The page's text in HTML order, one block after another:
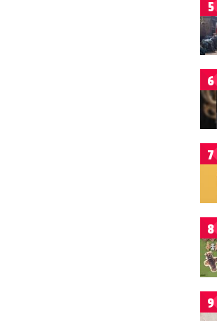
5
6
7
8
9